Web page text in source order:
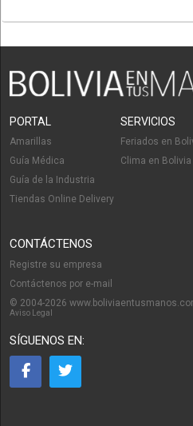
PORTAL
Amarillas
Guía Médica
Guía de la Industria
Tiendas Online Delivery
SERVICIOS
Feriados en
Clima en Bolivia
CONTÁCTENOS
Registre su empresa
Contáctenos por e-mail
© 2004-2026
Aviso Legal
SÍGUENOS EN: